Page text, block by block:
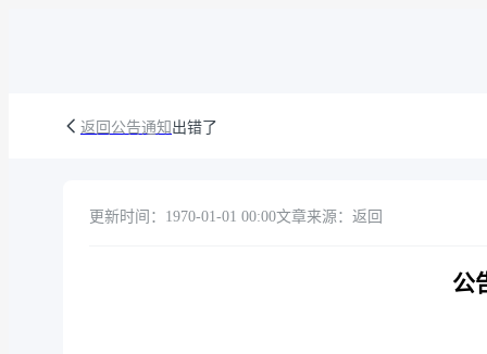
返回公告通知 出错了
更新时间：1970-01-01 00:00文章来源：返回
公